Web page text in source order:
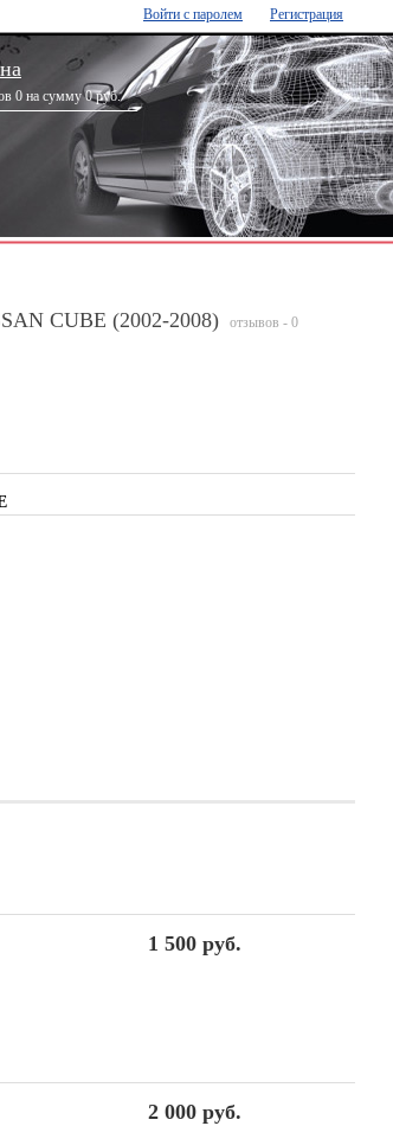
Войти с паролем Регистрация
0 на сумму 0 руб.
CUBE (2002-2008)
отзывов - 0
1 500 руб.
2 000 руб.